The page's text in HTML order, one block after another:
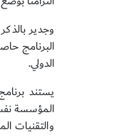
البرنامج
الدولي.
يستند
المؤسسة
والتقنيات